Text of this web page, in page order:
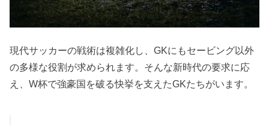
現代サッカーの戦術は複雑化し、GKにもセービング以外
の多様な役割が求められます。そんな新時代の要求に応
え、W杯で強豪国を破る快挙を支えたGKたちがいます。